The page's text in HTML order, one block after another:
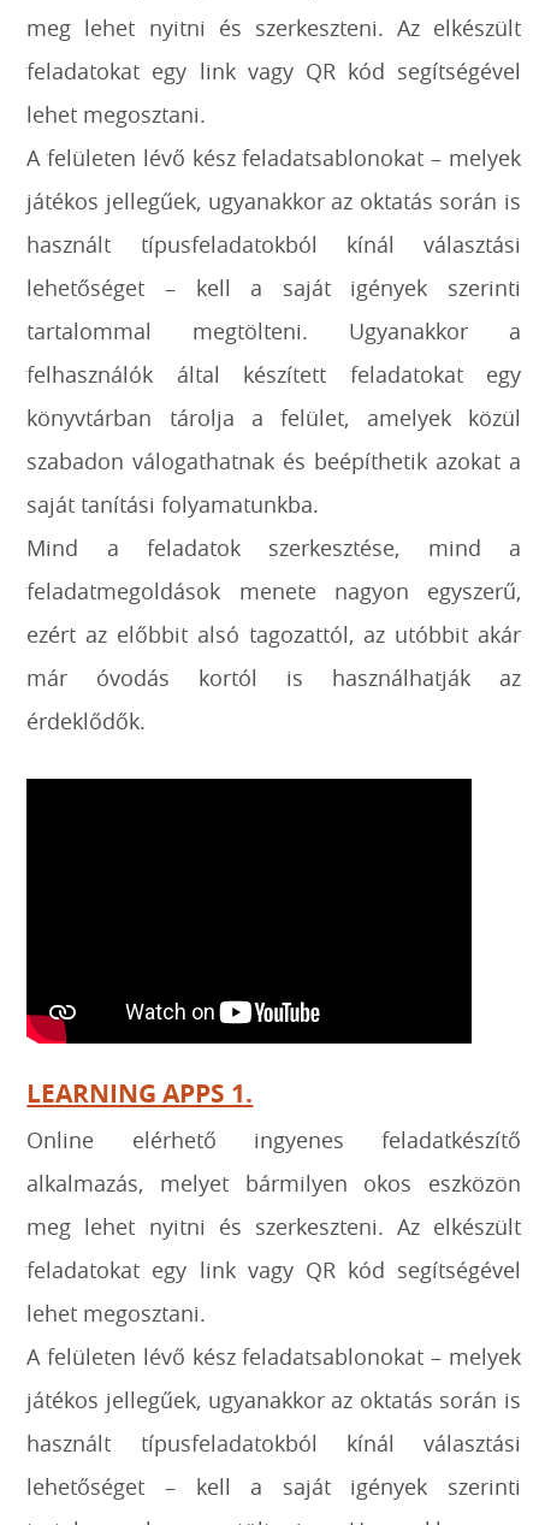
meg lehet nyitni és szerkeszteni. Az elkészült
feladatokat egy link vagy QR kód segítségével
lehet megosztani.
A felületen lévő kész feladatsablonokat – melyek
játékos jellegűek, ugyanakkor az oktatás során is
használt típusfeladatokból kínál választási
lehetőséget – kell a saját igények szerinti
tartalommal megtölteni. Ugyanakkor a
felhasználók által készített feladatokat egy
könyvtárban tárolja a felület, amelyek közül
szabadon válogathatnak és beépíthetik azokat a
saját tanítási folyamatunkba.
Mind a feladatok szerkesztése, mind a
feladatmegoldások menete nagyon egyszerű,
ezért az előbbit alsó tagozattól, az utóbbit akár
már óvodás kortól is használhatják az
érdeklődők.
LEARNING APPS 1.
Online elérhető ingyenes feladatkészítő
alkalmazás, melyet bármilyen okos eszközön
meg lehet nyitni és szerkeszteni. Az elkészült
feladatokat egy link vagy QR kód segítségével
lehet megosztani.
A felületen lévő kész feladatsablonokat – melyek
játékos jellegűek, ugyanakkor az oktatás során is
használt típusfeladatokból kínál választási
lehetőséget – kell a saját igények szerinti